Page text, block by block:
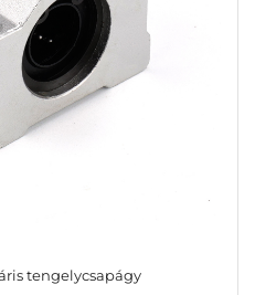
tengelycsapágy